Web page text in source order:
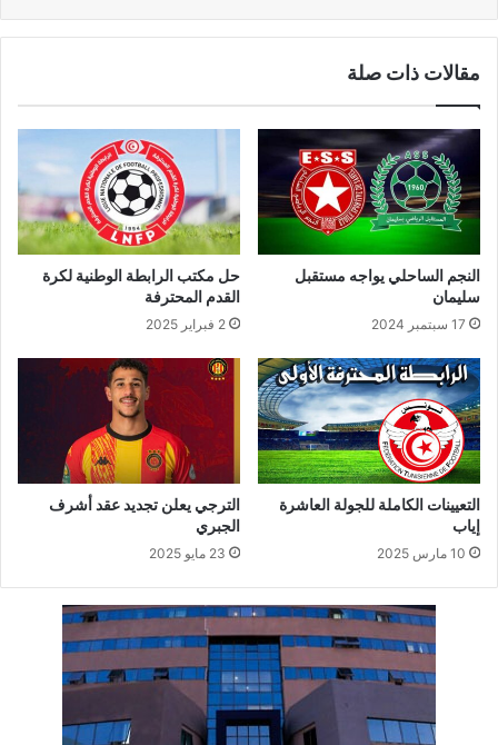
مقالات ذات صلة
النجم الساحلي يواجه مستقبل
سليمان
17 سبتمبر 2024
حل مكتب الرابطة الوطنية لكرة
القدم المحترفة
2 فبراير 2025
التعيينات الكاملة للجولة العاشرة
إياب
10 مارس 2025
الترجي يعلن تجديد عقد أشرف
الجبري
23 مايو 2025